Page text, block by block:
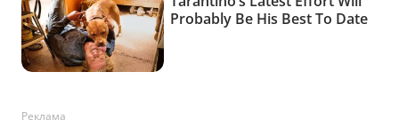
Реклама